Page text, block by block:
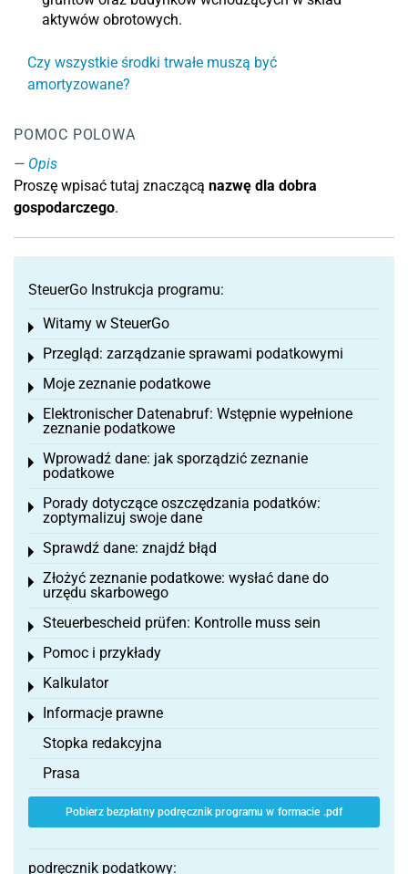
aktywów obrotowych.
Czy wszystkie środki trwałe muszą być
amortyzowane?
POMOC POLOWA
Opis
Proszę wpisać tutaj znaczącą nazwę dla dobra
gospodarczego.
SteuerGo Instrukcja programu:
Witamy w SteuerGo
Toggle menu
Przegląd: zarządzanie sprawami podatkowymi
Toggle menu
Moje zeznanie podatkowe
Toggle menu
Elektronischer Datenabruf: Wstępnie wypełnione
zeznanie podatkowe
Toggle menu
Wprowadź dane: jak sporządzić zeznanie
podatkowe
Toggle menu
Porady dotyczące oszczędzania podatków:
zoptymalizuj swoje dane
Toggle menu
Sprawdź dane: znajdź błąd
Toggle menu
Złożyć zeznanie podatkowe: wysłać dane do
urzędu skarbowego
Toggle menu
Steuerbescheid prüfen: Kontrolle muss sein
Toggle menu
Pomoc i przykłady
Toggle menu
Kalkulator
Toggle menu
Informacje prawne
Toggle menu
Stopka redakcyjna
Prasa
Pobierz bezpłatny podręcznik programu w formacie .pdf
podręcznik podatkowy: